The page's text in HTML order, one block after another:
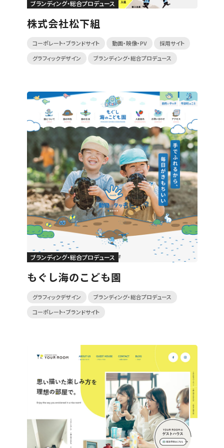
ブランディング・総合プロデュース
株式会社松下組
コーポレート・ブランドサイト 動画・映像・PV 採用サイト
グラフィックデザイン ブランディング・総合プロデュース
ブランディング・総合プロデュース
もぐし海のこども園
グラフィックデザイン
ブランディング・総合プロデュース
コーポレート・ブランドサイト